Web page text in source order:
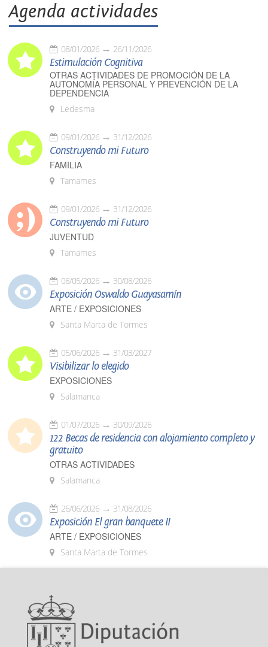
Agenda actividades
08/01/2026 26/11/2026
Estimulación Cognitiva
OTRAS ACTIVIDADES DE PROMOCIÓN DE LA
AUTONOMÍA PERSONAL Y PREVENCIÓN DE LA
DEPENDENCIA
Ledesma
09/01/2026 31/12/2026
Construyendo mi Futuro
FAMILIA
Tamames
09/01/2026 31/12/2026
Construyendo mi Futuro
JUVENTUD
Tamames
08/05/2026 30/08/2026
Exposición Oswaldo Guayasamín
ARTE / EXPOSICIONES
Santa Marta de Tormes
05/06/2026 31/03/2027
Visibilizar lo elegido
EXPOSICIONES
Salamanca
01/07/2026 30/09/2026
122 Becas de residencia con alojamiento completo y
gratuito
OTRAS ACTIVIDADES
Salamanca
26/06/2026 31/08/2026
Exposición El gran banquete II
ARTE / EXPOSICIONES
Santa Marta de Tormes